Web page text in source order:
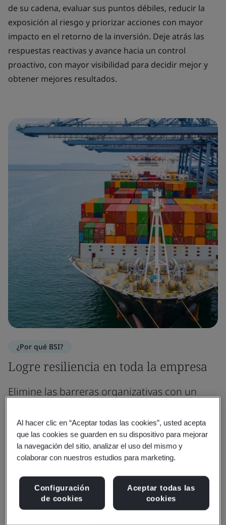
de su cadena, evaluar sus puntos débiles, reducir la
exposición al riesgo y priorizar acciones con mayor
impacto en el retorno de la inversión. Deje atrás las
respuestas reactivas y avance hacia un control
proactivo, con mayor visibilidad para decidir mejor y
obtener mejores resultados.
¿Por qué BSI?
Logre resiliencia en toda la empresa
Elimine las barreras organizativas con un
en el riesgo.
Desde el cumplimiento social hasta los cambios de
proveedores y los informes ambientales, aportamos
experiencia y marcos para identificar riesgos, mitigar
interrupciones y reforzar la resiliencia de su cadena de
suministro.
Al hacer clic en “Aceptar todas las cookies”, usted acepta
que las cookies se guarden en su dispositivo para mejorar
la navegación del sitio, analizar el uso del mismo y
colaborar con nuestros estudios para marketing.
Configuración
de cookies
Aceptar todas las
cookies